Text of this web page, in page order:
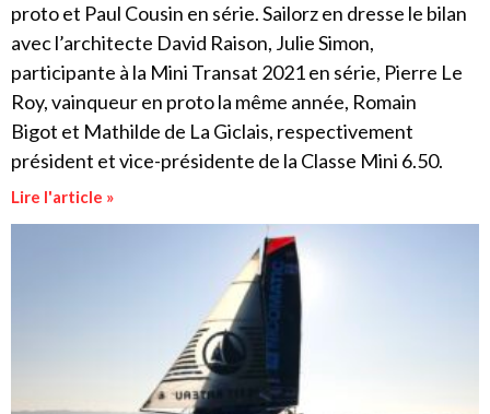
proto et Paul Cousin en série. Sailorz en dresse le bilan
avec l’architecte David Raison, Julie Simon,
participante à la Mini Transat 2021 en série, Pierre Le
Roy, vainqueur en proto la même année, Romain
Bigot et Mathilde de La Giclais, respectivement
président et vice-présidente de la Classe Mini 6.50.
Lire l'article »